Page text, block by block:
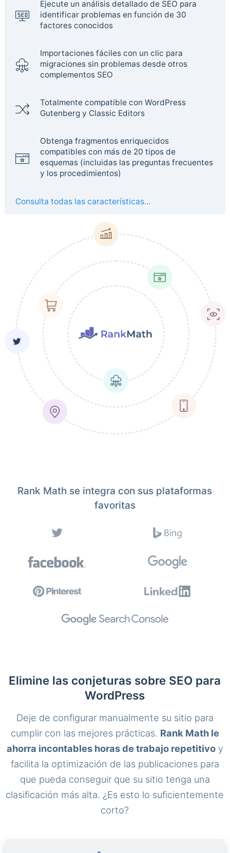
Ejecute un análisis detallado de SEO para
identificar problemas en función de 30
factores conocidos
Importaciones fáciles con un clic para
migraciones sin problemas desde otros
complementos SEO
Totalmente compatible con WordPress
Gutenberg y Classic Editors
Obtenga fragmentos enriquecidos
compatibles con más de 20 tipos de
esquemas (incluidas las preguntas frecuentes
y los procedimientos)
Consulta todas las características...
Rank Math se integra con sus plataformas
favoritas
Elimine las conjeturas sobre SEO para
WordPress
Deje de configurar manualmente su sitio para
cumplir con las mejores prácticas. Rank Math le
ahorra incontables horas de trabajo repetitivoy
facilita la optimización de las publicaciones para
que pueda conseguir que su sitio tenga una
clasificación más alta. ¿Es esto lo suficientemente
corto?